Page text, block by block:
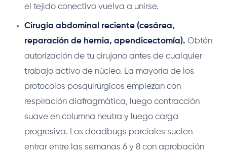
el tejido conectivo vuelva a unirse.
Cirugía abdominal reciente (cesárea,
reparación de hernia, apendicectomía). Obtén
autorización de tu cirujano antes de cualquier
trabajo activo de núcleo. La mayoría de los
protocolos posquirúrgicos empiezan con
respiración diafragmática, luego contracción
suave en columna neutra y luego carga
progresiva. Los deadbugs parciales suelen
entrar entre las semanas 6 y 8 con aprobación